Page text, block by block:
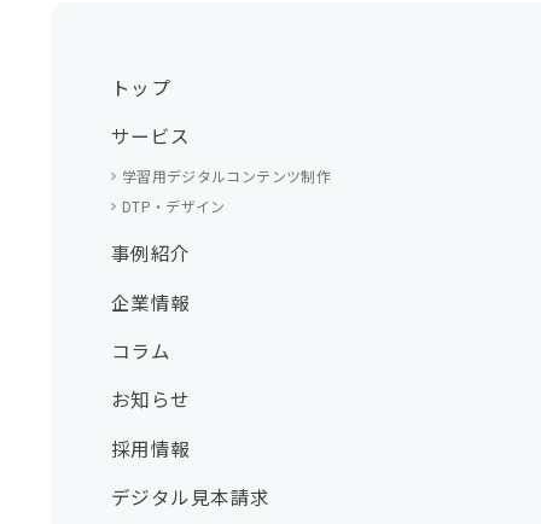
トップ
サービス
学習用デジタルコンテンツ制作
DTP・デザイン
事例紹介
企業情報
コラム
お知らせ
採用情報
デジタル見本請求